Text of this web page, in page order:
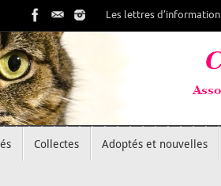
Les lettres d’information
Collectes Adoptés et nouvelles